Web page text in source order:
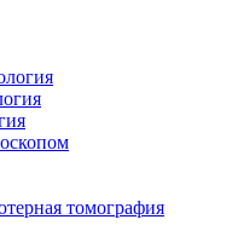
томография